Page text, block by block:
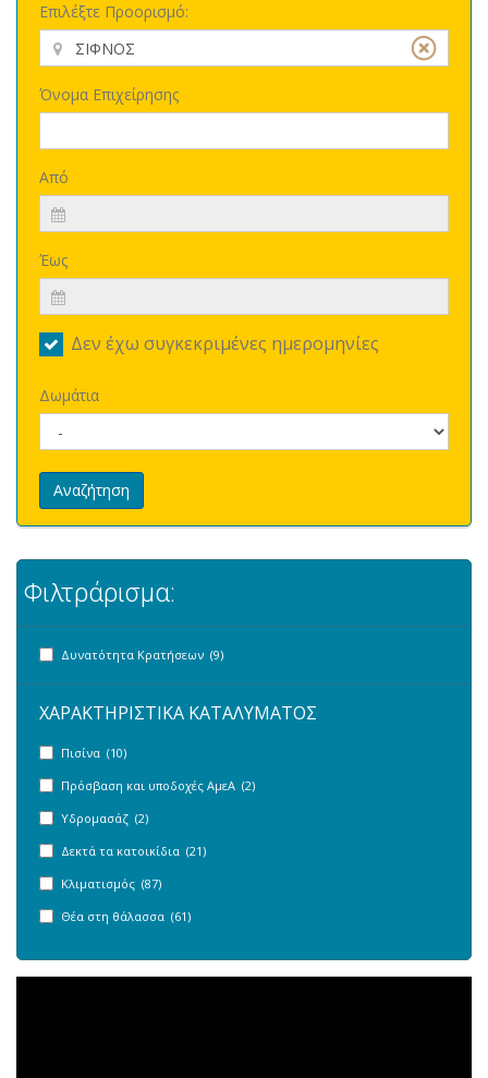
Επιλέξτε Προορισμό:
Όνομα Επιχείρησης
Από
Έως
Δεν έχω συγκεκριμένες ημερομηνίες
Δωμάτια
Αναζήτηση
Φιλτράρισμα:
Δυνατότητα Κρατήσεων (9)
ΧΑΡΑΚΤΗΡΙΣΤΙΚΑ ΚΑΤΑΛΥΜΑΤΟΣ
Πισίνα (10)
Πρόσβαση και υποδοχές ΑμεΑ (2)
Υδρομασάζ (2)
Δεκτά τα κατοικίδια (21)
Κλιματισμός (87)
Θέα στη θάλασσα (61)